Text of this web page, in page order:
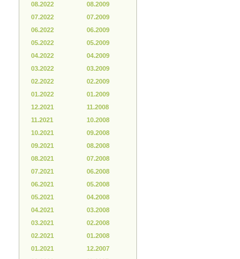
08.2022
07.2022
06.2022
05.2022
04.2022
03.2022
02.2022
01.2022
12.2021
11.2021
10.2021
09.2021
08.2021
07.2021
06.2021
05.2021
04.2021
03.2021
02.2021
01.2021
08.2009
07.2009
06.2009
05.2009
04.2009
03.2009
02.2009
01.2009
11.2008
10.2008
09.2008
08.2008
07.2008
06.2008
05.2008
04.2008
03.2008
02.2008
01.2008
12.2007